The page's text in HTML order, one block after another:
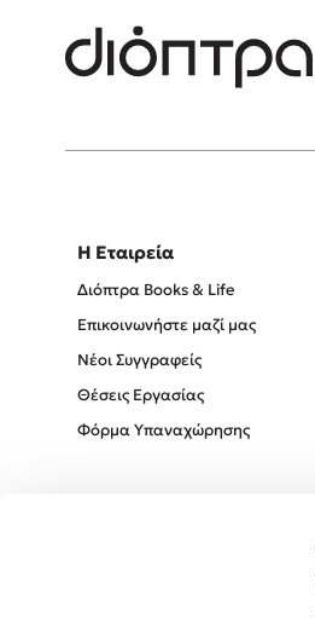
Η Εταιρεία
Διόπτρα Books & Life
Επικοινωνήστε μαζί μας
Νέοι Συγγραφείς
Θέσεις Εργασίας
Φόρμα Υπαναχώρησης